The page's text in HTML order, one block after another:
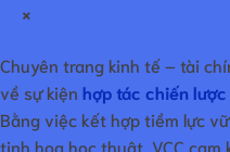
×
Chuyên trang kinh tế – tài
về sự kiện hợp tác chiến
Bằng việc kết hợp tiềm lực
tinh hoa học thuật, VCC